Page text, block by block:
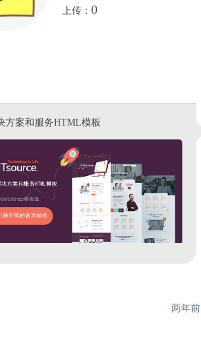
上传： 0
方案和服务HTML模板
两年前